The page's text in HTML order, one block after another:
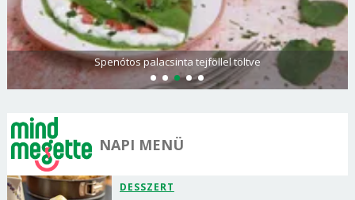
Spenótos palacsinta tejföllel töltve
NAPI MENÜ
DESSZERT